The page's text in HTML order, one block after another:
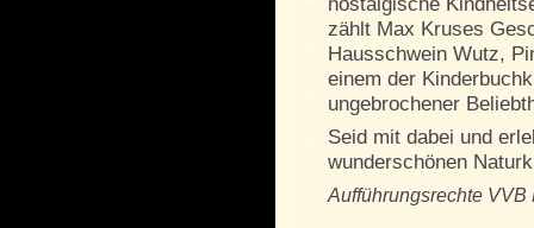
zählt Max Kruses
Hausschwein Wutz,
einem der
ungebrochener
Seid mit dabei und
wunderschönen
Aufführungsrechte VVB